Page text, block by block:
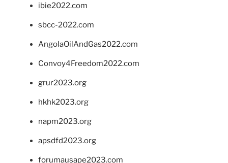
ibie2022.com
sbcc-2022.com
AngolaOilAndGas2022.com
Convoy4Freedom2022.com
grur2023.org
hkhk2023.org
napm2023.org
apsdfd2023.org
forumausape2023.com